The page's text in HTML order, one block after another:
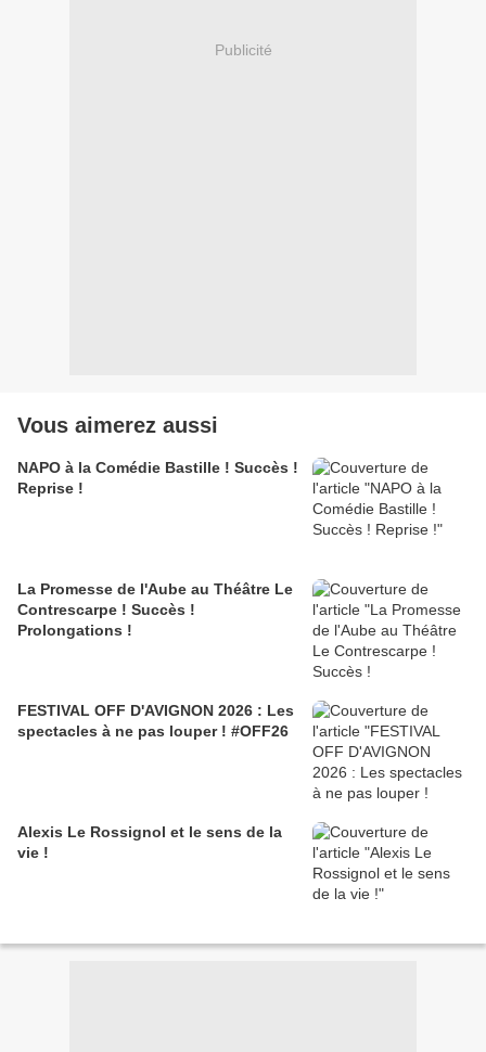
Publicité
Vous aimerez aussi
NAPO à la Comédie Bastille ! Succès !
Reprise !
La Promesse de l'Aube au Théâtre Le
Contrescarpe ! Succès !
Prolongations !
FESTIVAL OFF D'AVIGNON 2026 : Les
spectacles à ne pas louper ! #OFF26
Alexis Le Rossignol et le sens de la
vie !